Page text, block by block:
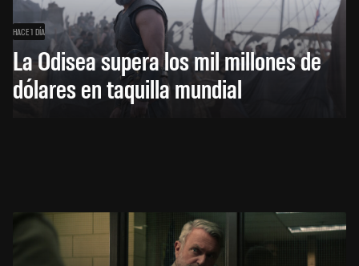
HACE 1 DÍA
La Odisea supera los mil millones de
dólares en taquilla mundial